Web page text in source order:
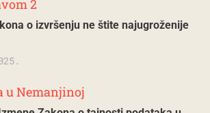
o izvršenju ne štite najugroženije